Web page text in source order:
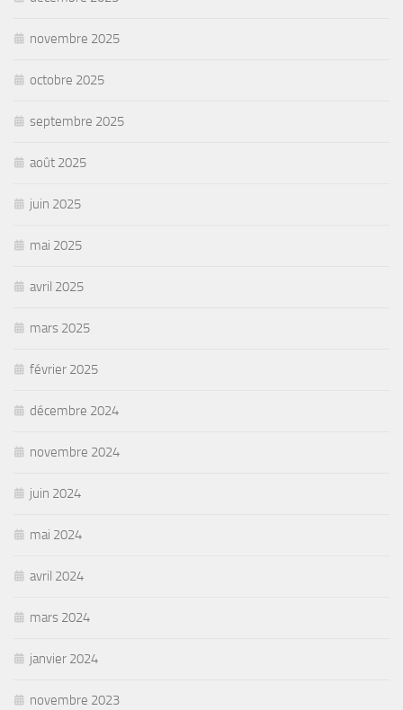
novembre 2025
octobre 2025
septembre 2025
août 2025
juin 2025
mai 2025
avril 2025
mars 2025
février 2025
décembre 2024
novembre 2024
juin 2024
mai 2024
avril 2024
mars 2024
janvier 2024
novembre 2023